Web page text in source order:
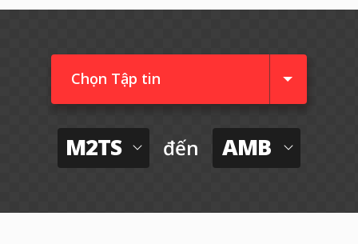
Chọn Tập tin
M2TS đến AMB